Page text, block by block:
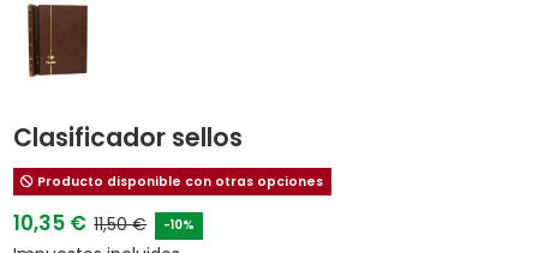
Clasificador sellos
Producto disponible con otras opciones
10,35 € 11,50 € -10%